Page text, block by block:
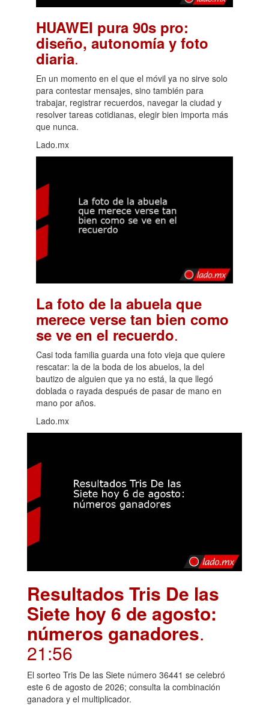
HUAWEI pura 90s pro:
diseño, autonomía y foto
diaria.
En un momento en el que el móvil ya no sirve solo
para contestar mensajes, sino también para
trabajar, registrar recuerdos, navegar la ciudad y
resolver tareas cotidianas, elegir bien importa más
que nunca.
Lado.mx
La foto de la abuela que
merece verse tan bien como
se ve en el recuerdo.
Casi toda familia guarda una foto vieja que quiere
rescatar: la de la boda de los abuelos, la del
bautizo de alguien que ya no está, la que llegó
doblada o rayada después de pasar de mano en
mano por años.
Lado.mx
Resultados Tris De las
Siete hoy 6 de agosto:
números ganadores.
21:56
El sorteo Tris De las Siete número 36441 se celebró
este 6 de agosto de 2026; consulta la combinación
ganadora y el multiplicador.